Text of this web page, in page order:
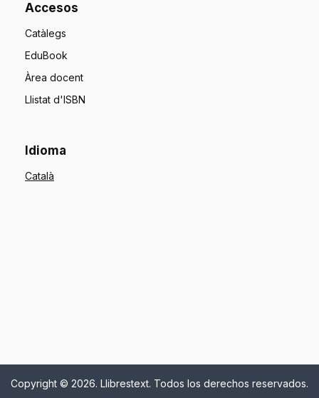
Accesos
Catàlegs
EduBook
Àrea docent
Llistat d'ISBN
Idioma
Copyright © 2026. Llibrestext. Todos los derechos reservados.